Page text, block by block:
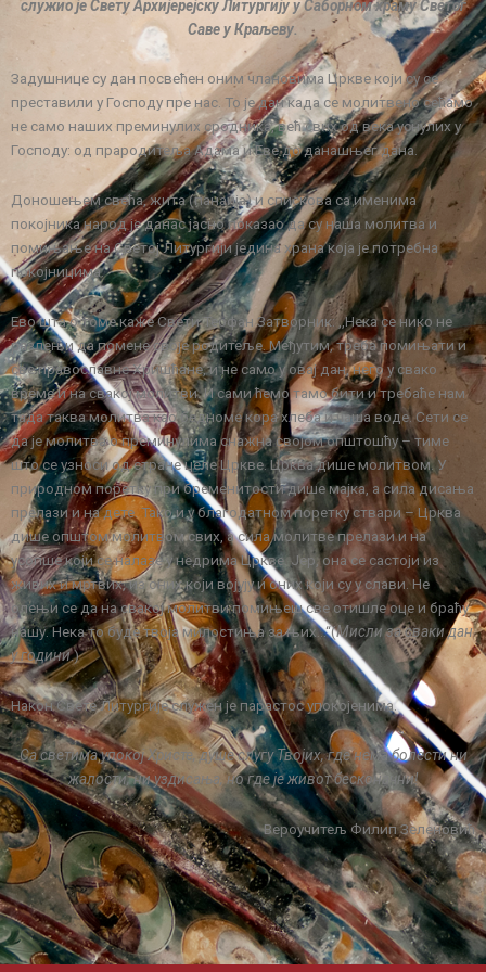
служио је Свету Архијерејску Литургију у Саборном храму Светог
Саве у Краљеву.
Задушнице су дан посвећен оним члановима Цркве који су се
преставили у Господу пре нас. То је дан када се молитвено сећамо
не само наших преминулих сродника, већ свих од века уснулих у
Господу: од прародитеља Адама и Еве до данашњег дана.
Доношењем свећа, жита (панаија) и спискова са именима
покојника народ је данас јасно показао да су наша молитва и
помињање на Светој Литургији једина храна која је потребна
покојницима.
Ево шта о томе каже Свети Теофан Затворник: ,,Нека се нико не
разлењи да помене своје родитеље. Међутим, треба помињати и
све православне Хришћане, и не само у овај дан, него у свако
време и на свакој молитви. И сами ћемо тамо бити и требаће нам
тада таква молитва као бедноме кора хлеба и чаша воде. Сети се
да је молитва о преминулима снажна својом општошћу – тиме
што се узноси од стране целе Цркве. Црква дише молитвом. У
природном поретку при бременитости дише мајка, а сила дисања
прелази и на дете. Тако и у благодатном поретку ствари – Црква
дише општом молитвом свих, а сила молитве прелази и на
усопше који се налазе у недрима Цркве. Јер, она се састоји из
живих и мртвих, из оних који војују и оних који су у слави. Не
олењи се да на свакој молитви помињеш све отишле оце и бpaћy
нашу. Нека то буде твоја милостиња за њих…“(Мисли за сваки дан
у години.)
Након Свете Литургије служен је парастос упокојенима.
Са светима упокој Христе, душе слугу Твојих, где нема болести ни
жалости, ни уздисања, но где је живот бесконачни!
Вероучитељ Филип Зеленовић